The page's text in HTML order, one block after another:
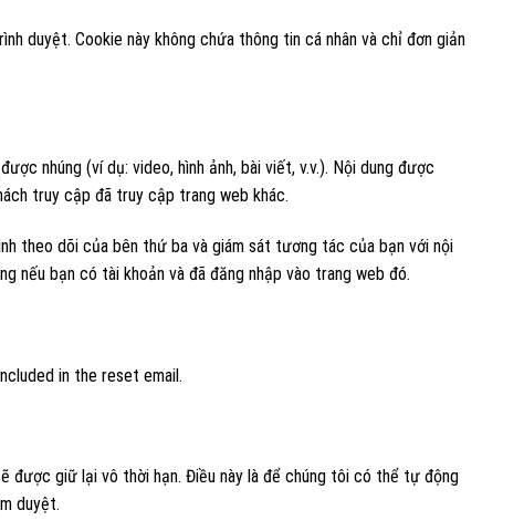
duyệt. Cookie này không chứa thông tin cá nhân và chỉ đơn giản
nhúng (ví dụ: video, hình ảnh, bài viết, v.v.). Nội dung được
truy cập đã truy cập trang web khác.
theo dõi của bên thứ ba và giám sát tương tác của bạn với nội
nếu bạn có tài khoản và đã đăng nhập vào trang web đó.
in the reset email.
được giữ lại vô thời hạn. Điều này là để chúng tôi có thể tự động
duyệt.